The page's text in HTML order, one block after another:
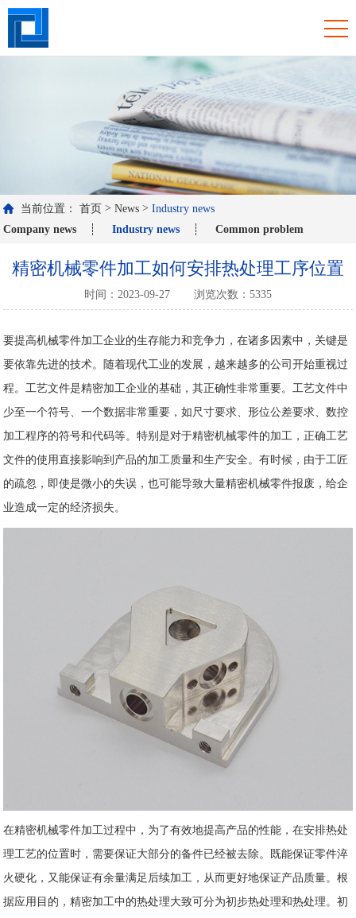
当前位置： 首页 >News >Industry news
Company news
Industry news Common problem
精密机械零件加工如何安排热处理工序位置
时间：2023-09-27 浏览次数：5335
要提高机械零件加工企业的生存能力和竞争力，在诸多因素中，关键是
要依靠先进的技术。随着现代工业的发展，越来越多的公司开始重视过
程。工艺文件是精密加工企业的基础，其正确性非常重要。工艺文件中
少至一个符号、一个数据非常重要，如尺寸要求、形位公差要求、数控
加工程序的符号和代码等。特别是对于精密机械零件的加工，正确工艺
文件的使用直接影响到产品的加工质量和生产安全。有时候，由于工匠
的疏忽，即使是微小的失误，也可能导致大量精密机械零件报废，给企
业造成一定的经济损失。
在精密机械零件加工过程中，为了有效地提高产品的性能，在安排热处
理工艺的位置时，需要保证大部分的备件已经被去除。既能保证零件淬
火硬化，又能保证有余量满足后续加工，从而更好地保证产品质量。根
据应用目的，精密加工中的热处理大致可分为初步热处理和热处理。初